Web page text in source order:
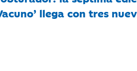
llega con tres